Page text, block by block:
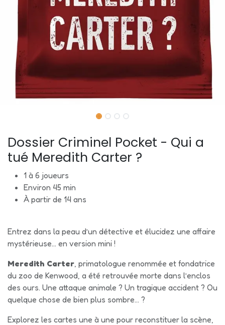
Dossier Criminel Pocket - Qui a
tué Meredith Carter ?
1 à 6 joueurs
Environ 45 min
À partir de 14 ans
Entrez dans la peau d’un détective et élucidez une affaire
mystérieuse… en version mini !
Meredith Carter , primatologue renommée et fondatrice
du zoo de Kenwood, a été retrouvée morte dans l’enclos
des ours. Une attaque animale ? Un tragique accident ? Ou
quelque chose de bien plus sombre… ?
Explorez les cartes une à une pour reconstituer la scène,